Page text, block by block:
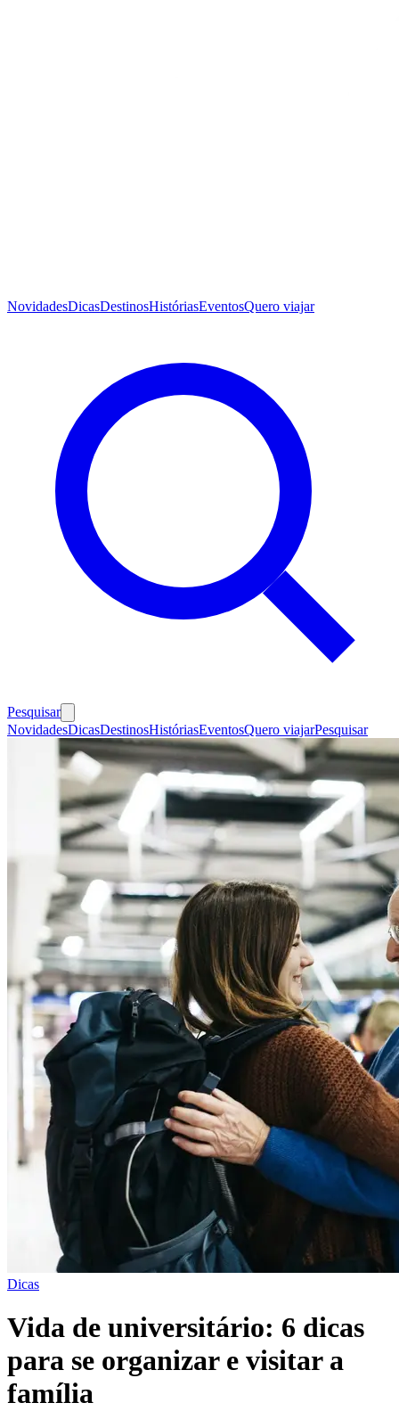
NovidadesDicasDestinosHistóriasEventosQuero viajar
Pesquisar
NovidadesDicasDestinosHistóriasEventosQuero viajarPesquisar
Dicas
Vida de universitário: 6 dicas
para se organizar e visitar a
família